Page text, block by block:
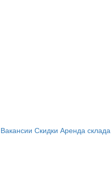
Вакансии Скидки Аренда склада